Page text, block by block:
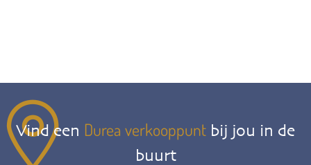
Vind een Durea verkooppunt bij jou in de
buurt